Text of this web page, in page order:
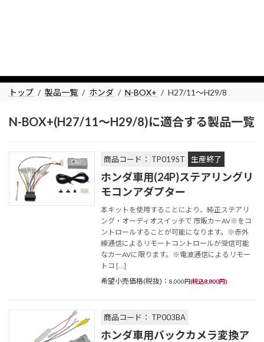
へ
ョ
トップ 製品一覧 ホンダ N-BOX+ H27/11～H29/8
N-BOX+(H27/11～H29/8)に適合する製品一覧
商品コード： TP019ST 生産終了
ホンダ車用(24P)ステアリングリ
モコンアダプター
本キットを使用することにより、純正ステアリ
ング・オーディオスイッチで 市販カーAV※をコ
ントロールすることが可能になります。※赤外
線通信によるリモートコントロールが受信可能
なカーAVに限ります。※電波通信によるリモー
トコ […]
希望小売価格(税抜)：8,000円(税込8,800円)
商品コード： TP003BA
ホンダ車用バックカメラ変換ア